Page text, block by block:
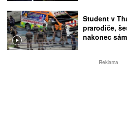
Student v
prarodiče,
nakonec
Reklama